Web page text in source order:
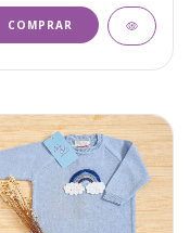
COMPRAR